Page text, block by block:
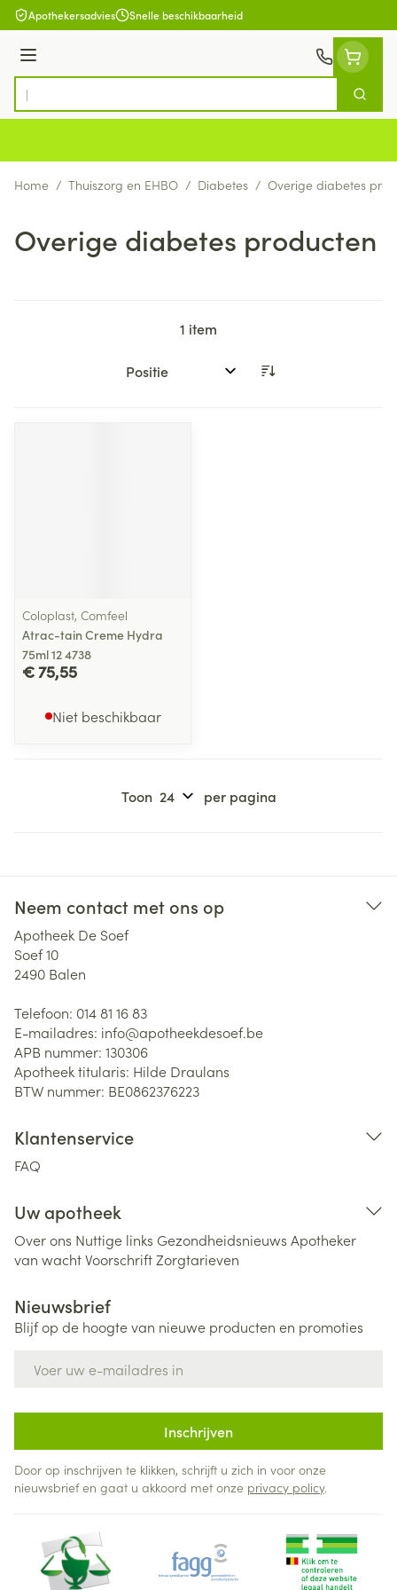
Ga naar de inhoud
Apothekersadvies Snelle beschikbaarheid
Menu
Product, merk, categorie...
Zoek
Home / Thuiszorg en EHBO / Diabetes / Overige diabetes
Overige diabetes producten
1 item
Sorteer op:
Coloplast, Comfeel
Atrac-tain Creme Hydra
75ml 12 4738
€ 75,55
Niet beschikbaar
Toon per pagina
Neem contact met ons op
Apotheek De Soef
Soef 10
2490 Balen
Telefoon: 014 81 16 83
E-mailadres: info@apotheekdesoef.be
APB nummer: 130306
Apotheek titularis: Hilde Draulans
BTW nummer: BE0862376223
Klantenservice
FAQ
Uw apotheek
Over ons Nuttige links Gezondheidsnieuws Apotheker
van wachtVoorschriftZorgtarieven
Nieuwsbrief
Blijf op de hoogte van nieuwe producten en promoties
Inschrijven
Door op inschrijven te klikken, schrijft u zich in voor onze
nieuwsbrief en gaat u akkoord met onze privacy policy.